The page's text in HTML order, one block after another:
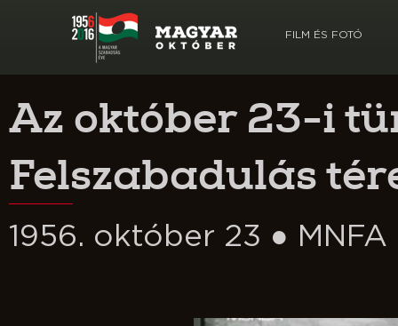
FILM ÉS FOTÓ
Az október 23-i
Felszabadulás
1956. október 23 ●